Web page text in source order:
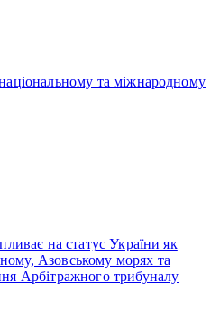
та міжнародному
на статус України як
Азовському морях та
Арбітражного трибуналу